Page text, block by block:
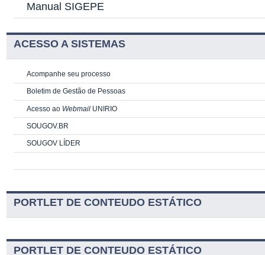
Manual SIGEPE
ACESSO A SISTEMAS
Acompanhe seu processo
Boletim de Gestão de Pessoas
Acesso ao Webmail UNIRIO
SOUGOV.BR
SOUGOV LÍDER
PORTLET DE CONTEUDO ESTÁTICO
PORTLET DE CONTEUDO ESTÁTICO